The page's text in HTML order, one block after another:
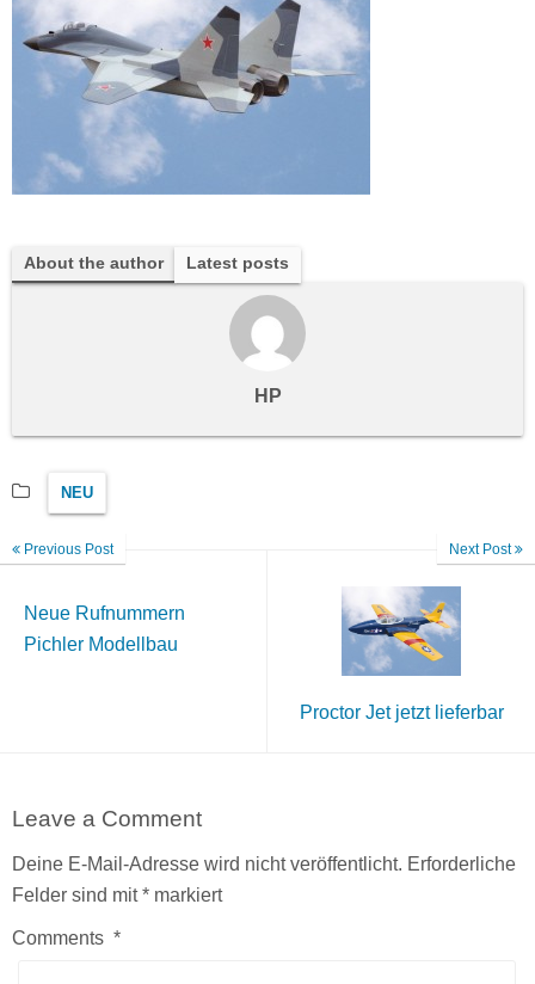
About the author Latest posts
HP
NEU
Previous Post
Neue Rufnummern
Pichler Modellbau
Next Post
Proctor Jet jetzt lieferbar
Leave a Comment
Deine E-Mail-Adresse wird nicht veröffentlicht. Erforderliche
Felder sind mit* markiert
Comments *